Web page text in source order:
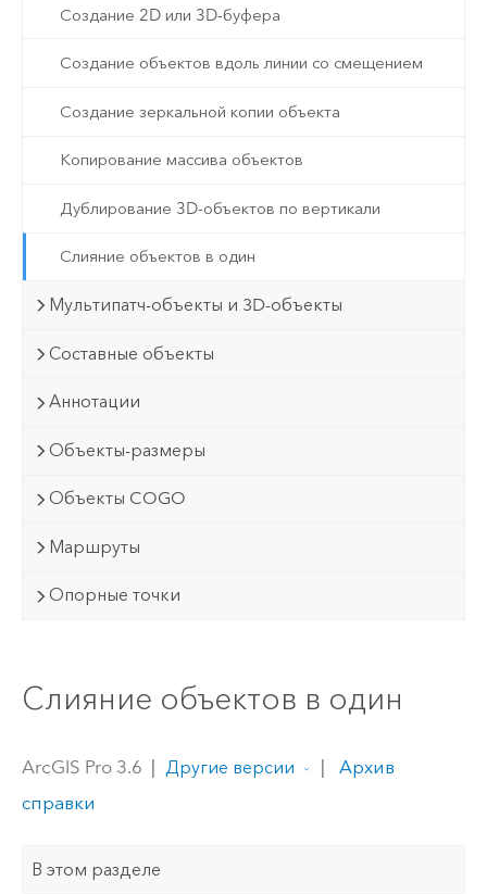
Создание 2D или 3D-буфера
Создание объектов вдоль линии со смещением
Создание зеркальной копии объекта
Копирование массива объектов
Дублирование 3D-объектов по вертикали
Слияние объектов в один
Мультипатч-объекты и 3D-объекты
Составные объекты
Аннотации
Объекты-размеры
Объекты COGO
Маршруты
Опорные точки
Слияние объектов в один
ArcGIS Pro 3.6 Другие версии
Архив
справки
В этом разделе